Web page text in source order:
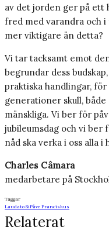
av det jorden ger på ett
fred med varandra och
mer viktigare än detta?
Vi tar tacksamt emot
begrundar dess
praktiska handlingar,
generationer skull,
mänskliga. Vi ber för
jubileumsdag och vi ber
nåd ska verka i oss alla i
Charles Câmara
medarbetare på
Taggar
Laudato SíPåve Franciskus
Relaterat